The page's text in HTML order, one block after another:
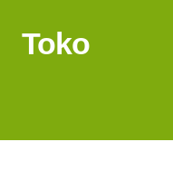
Spring
til
Spring
til
Toko
Put & Take